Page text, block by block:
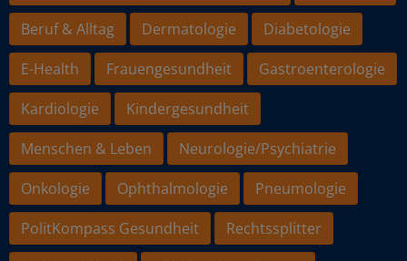
Beruf & Alltag
Dermatologie
Diabetologie
E-Health
Frauengesundheit
Gastroenterologie
Kardiologie
Kindergesundheit
Menschen & Leben
Neurologie/Psychiatrie
Onkologie
Ophthalmologie
Pneumologie
PolitKompass Gesundheit
Rechtssplitter